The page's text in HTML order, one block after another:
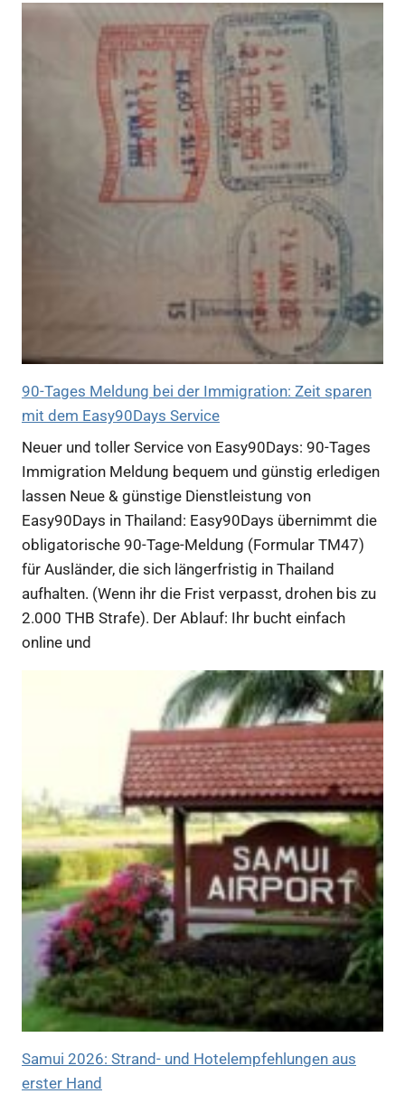
90-Tages Meldung bei der Immigration: Zeit sparen
mit dem Easy90Days Service
Neuer und toller Service von Easy90Days: 90-Tages
Immigration Meldung bequem und günstig erledigen
lassen Neue & günstige Dienstleistung von
Easy90Days in Thailand: Easy90Days übernimmt die
obligatorische 90-Tage-Meldung (Formular TM47)
für Ausländer, die sich längerfristig in Thailand
aufhalten. (Wenn ihr die Frist verpasst, drohen bis zu
2.000 THB Strafe). Der Ablauf: Ihr bucht einfach
online und
Samui 2026: Strand- und Hotelempfehlungen aus
erster Hand